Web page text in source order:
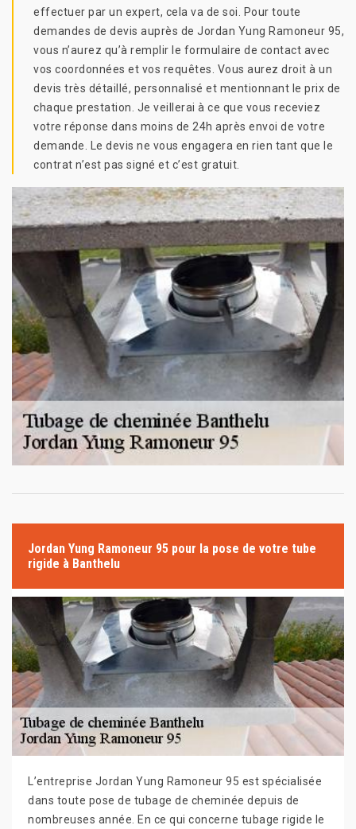
effectuer par un expert, cela va de soi. Pour toute
demandes de devis auprès de Jordan Yung Ramoneur 95,
vous n’aurez qu’à remplir le formulaire de contact avec
vos coordonnées et vos requêtes. Vous aurez droit à un
devis très détaillé, personnalisé et mentionnant le prix de
chaque prestation. Je veillerai à ce que vous receviez
votre réponse dans moins de 24h après envoi de votre
demande. Le devis ne vous engagera en rien tant que le
contrat n’est pas signé et c’est gratuit.
Jordan Yung Ramoneur 95 pour la pose de votre tube
rigide à Banthelu
L’entreprise Jordan Yung Ramoneur 95 est spécialisée
dans toute pose de tubage de cheminée depuis de
nombreuses année. En ce qui concerne tubage rigide le